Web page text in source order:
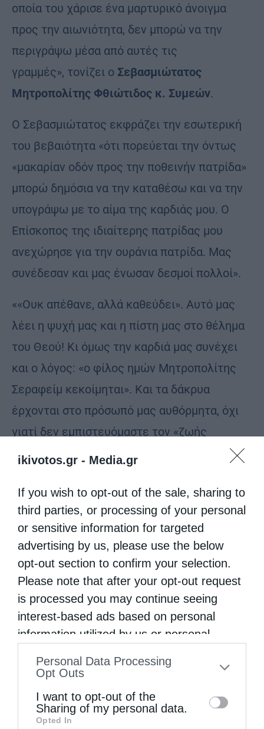
ikivotos.gr - Media.gr
If you wish to opt-out of the sale, sharing to
third parties, or processing of your personal
or sensitive information for targeted
advertising by us, please use the below
opt-out section to confirm your selection.
Please note that after your opt-out request
is processed you may continue seeing
interest-based ads based on personal
information utilized by us or personal
to your opt-out. You may separately opt-out
information by third parties on the IAB’s list
of downstream participants. This
Personal Data Processing
Opt Outs
I want to opt-out of the
Sharing of my personal data.
Opted In
οποία του χάρισε ένα μαρτυρικό άνοιγμα
προς την αιωνιότητα, δεν μπορώ να την
περιγράψω μέσα από αυτές τις
γραμμές», τονίζει ο Σεβασμιώτατος
Μητροπολίτης Φθιώτιδος κ. Συμεών.
Ο Σεβασμιώτατος εκφράζει την εσωτερική
του βεβαιότητα «ότι πορεύεται την όντως
«μακαρίαν οδόν προς την ποθεινήν πατρίδα»
μπορώ δημόσια να την καταθέσω και να την
υπογράψω με το αίμα της καρδιάς μου. Ο
Επίσκοπος της ιδιαίτερης πατρίδας μου
ανεχώρησε για την ουράνια πατρίδα. Μας
συνέδεσαν και μας ένωσαν δεσμοί πολλοί».
««Ουκ απέθανε, αλλά καθεύδει». Αυτό μας
λέει η ψυχή μας και η πίστη μας στο θέλημα
του Θεού! Κι όμως την καρδιά μας συνέχει
και ο λόγος: «ο φίλος ημών Μητροπολίτης
Σεραφείμ κεκοίμηται». Και τα δάκρυα
έρχονται στο πρόσωπό μας αυθόρμητα, όχι
γιατί δεν εμπιστευόμαστε τον «ζωής
κυριεύοντα και του θανάτου» Κύριό μας,
οδυνηρό απαρφανισμό. Έφυγε από την
στρατευομένη Εκκλησία ένας άνθρωπος του
Θεού που έζησε και έδρασε σύμφωνα με την
πίστη του. Ένας αφιερωμένος στον Χριστό,
τους Αγίους, την Εκκλησία, βαθιά
πνευματικός άνθρωπος, ακούραστος
εργάτης του Ευαγγελίου, δυναμικός και
τολμηρός, πατριώτης, υπερασπιστής των
δικαίων της Μακεδονίας μας, πιστός και
περισσότερο μοναχός παρά επίσκοπος»,